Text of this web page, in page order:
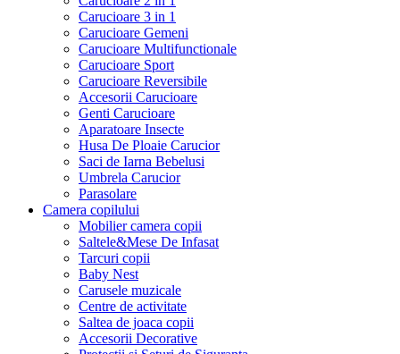
Carucioare 3 in 1
Carucioare Gemeni
Carucioare Multifunctionale
Carucioare Sport
Carucioare Reversibile
Accesorii Carucioare
Genti Carucioare
Aparatoare Insecte
Husa De Ploaie Carucior
Saci de Iarna Bebelusi
Umbrela Carucior
Parasolare
Camera copilului
Mobilier camera copii
Saltele&Mese De Infasat
Tarcuri copii
Baby Nest
Carusele muzicale
Centre de activitate
Saltea de joaca copii
Accesorii Decorative